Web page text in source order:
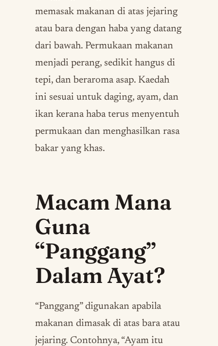
memasak makanan di atas jejaring
atau bara dengan haba yang datang
dari bawah. Permukaan makanan
menjadi perang, sedikit hangus di
tepi, dan beraroma asap. Kaedah
ini sesuai untuk daging, ayam, dan
ikan kerana haba terus menyentuh
permukaan dan menghasilkan rasa
bakar yang khas.
Macam Mana
Guna
“Panggang”
Dalam Ayat?
“Panggang” digunakan apabila
makanan dimasak di atas bara atau
jejaring. Contohnya, “Ayam itu